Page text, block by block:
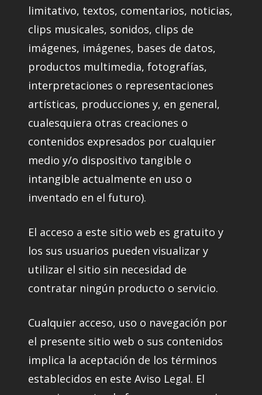
limitativo, textos, comentarios, noticias,
clips musicales, sonidos, clips de
imágenes, imágenes, bases de datos,
productos multimedia, fotografías,
interpretaciones o representaciones
artísticas, producciones y, en general,
cualesquiera otras creaciones o
contenidos expresados por cualquier
medio y/o dispositivo tangible o
intangible actualmente en uso o
inventado en el futuro).
El acceso a este sitio web es gratuito y
los sus usuarios pueden visualizar y
utilizar el sitio sin necesidad de
contratar ningún producto o servicio.
Cualquier acceso, uso o navegación por
el presente sitio web o sus contenidos
implica la aceptación de los términos
establecidos en este Aviso Legal. El